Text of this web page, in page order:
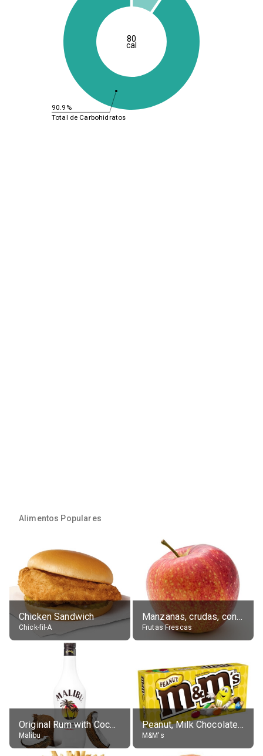
90.9%
Total de Carbohidratos
80
cal
Alimentos Populares
Chicken Sandwich
Chick-fil-A
Manzanas, crudas, con piel
Frutas Frescas
Original Rum with Coconut Flavour (21% alc.)
Malibu
Peanut, Milk Chocolate Candies
M&M's